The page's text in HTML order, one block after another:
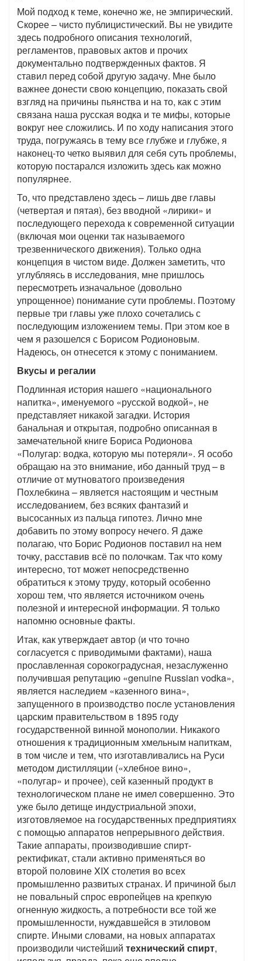
Мой подход к теме, конечно же, не эмпирический.
Скорее – чисто публицистический. Вы не увидите
здесь подробного описания технологий,
регламентов, правовых актов и прочих
документально подтвержденных фактов. Я
ставил перед собой другую задачу. Мне было
важнее донести свою концепцию, показать свой
взгляд на причины пьянства и на то, как с этим
связана наша русская водка и те мифы, которые
вокруг нее сложились. И по ходу написания этого
труда, погружаясь в тему все глубже и глубже, я
наконец-то четко выявил для себя суть проблемы,
которую постарался изложить здесь как можно
популярнее.
То, что представлено здесь – лишь две главы
(четвертая и пятая), без вводной «лирики» и
последующего перехода к современной ситуации
(включая мои оценки так называемого
трезвеннического движения). Только одна
концепция в чистом виде. Должен заметить, что
углубляясь в исследования, мне пришлось
пересмотреть изначальное (довольно
упрощенное) понимание сути проблемы. Поэтому
первые три главы уже плохо сочетались с
последующим изложением темы. При этом кое в
чем я разошелся с Борисом Родионовым.
Надеюсь, он отнесется к этому с пониманием.
Вкусы и регалии
Подлинная история нашего «национального
напитка», именуемого «русской водкой», не
представляет никакой загадки. История
банальная и открытая, подробно описанная в
замечательной книге Бориса Родионова
«Полугар: водка, которую мы потеряли». Я особо
обращаю на это внимание, ибо данный труд – в
отличие от мутноватого произведения
Похлебкина – является настоящим и честным
исследованием, без всяких фантазий и
высосанных из пальца гипотез. Лично мне
добавить по этому вопросу нечего. Я даже
полагаю, что Борис Родионов поставил на нем
точку, расставив всё по полочкам. Так что кому
интересно, тот может непосредственно
обратиться к этому труду, который особенно
хорош тем, что является источником очень
полезной и интересной информации. Я только
напомню основные факты.
Итак, как утверждает автор (и что точно
согласуется с приводимыми фактами), наша
прославленная сорокоградусная, незаслуженно
получившая репутацию «genuine Russian vodka»,
является наследием «казенного вина»,
запущенного в производство после установления
царским правительством в 1895 году
государственной винной монополии. Никакого
отношения к традиционным хмельным напиткам,
в том числе и тем, что изготавливались на Руси
методом дистилляции («хлебное вино»,
«полугар» и прочее), сей казенный продукт в
технологическом плане не имел совершенно. Это
уже было детище индустриальной эпохи,
изготовляемое на государственных предприятиях
с помощью аппаратов непрерывного действия.
Такие аппараты, производившие спирт-
ректификат, стали активно применяться во
второй половине XIX столетия во всех
промышленно развитых странах. И причиной был
не повальный спрос европейцев на крепкую
огненную жидкость, а потребности все той же
промышленности, нуждавшейся в этиловом
спирте. Иными словами, на новых аппаратах
производили чистейший технический спирт,